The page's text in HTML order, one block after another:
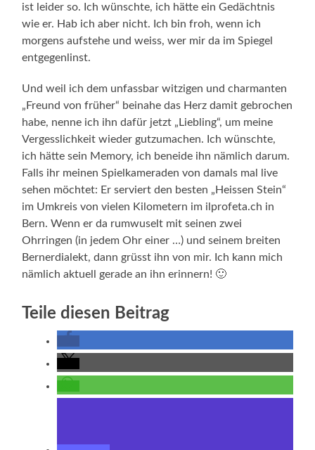
ist leider so. Ich wünschte, ich hätte ein Gedächtnis
wie er. Hab ich aber nicht. Ich bin froh, wenn ich
morgens aufstehe und weiss, wer mir da im Spiegel
entgegenlinst.
Und weil ich dem unfassbar witzigen und charmanten
„Freund von früher“ beinahe das Herz damit gebrochen
habe, nenne ich ihn dafür jetzt „Liebling“, um meine
Vergesslichkeit wieder gutzumachen. Ich wünschte,
ich hätte sein Memory, ich beneide ihn nämlich darum.
Falls ihr meinen Spielkameraden von damals mal live
sehen möchtet: Er serviert den besten „Heissen Stein“
im Umkreis von vielen Kilometern im ilprofeta.ch in
Bern. Wenn er da rumwuselt mit seinen zwei
Ohrringen (in jedem Ohr einer …) und seinem breiten
Bernerdialekt, dann grüsst ihn von mir. Ich kann mich
nämlich aktuell gerade an ihn erinnern! 🙂
Teile diesen Beitrag